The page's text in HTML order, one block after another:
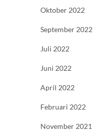
Oktober 2022
September 2022
Juli 2022
Juni 2022
April 2022
Februari 2022
November 2021